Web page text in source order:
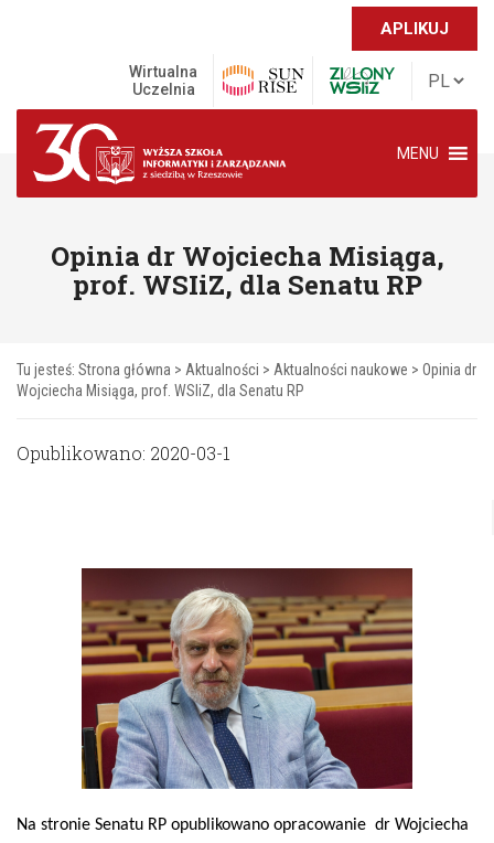
APLIKUJ
Wirtualna
Uczelnia
MENU
Opinia dr Wojciecha Misiąga,
prof. WSIiZ, dla Senatu RP
Tu jesteś: Strona główna > Aktualności > Aktualności naukowe > Opinia dr
Wojciecha Misiąga, prof. WSIiZ, dla Senatu RP
Opublikowano: 2020-03-1
Na stronie Senatu RP opublikowano opracowanie dr Wojciecha